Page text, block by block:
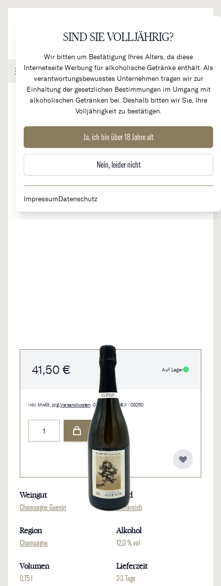
SIND SIE VOLLJÄHRIG?
Wir bitten um Bestätigung Ihres Alters, da diese
Internetseite Werbung für alkoholische Getränke enthält. Als
verantwortungsbewusstes Unternehmen tragen wir zur
Einhaltung der gesetzlichen Bestimmungen im Umgang mit
alkoholischen Getränken bei. Deshalb bitten wir Sie, Ihre
Volljährigkeit zu bestätigen.
Ja, ich bin über 18 Jahre alt
Nein, leider nicht
ImpressumDatenschutz
Handel & Gastronomie Kundenkonto Warenkorb
Effloraison Extra Brut
41,50 € Auf Lager
inkl. MwSt., zzgl.Versandkosten• 0,75 l • 55,33 €/l • 08250
Weingut
Champagne Guenin
Land
Frankreich
Region
Champagne
Alkohol
12,0 % vol
Volumen
0,75 l
Lieferzeit
2-3 Tage